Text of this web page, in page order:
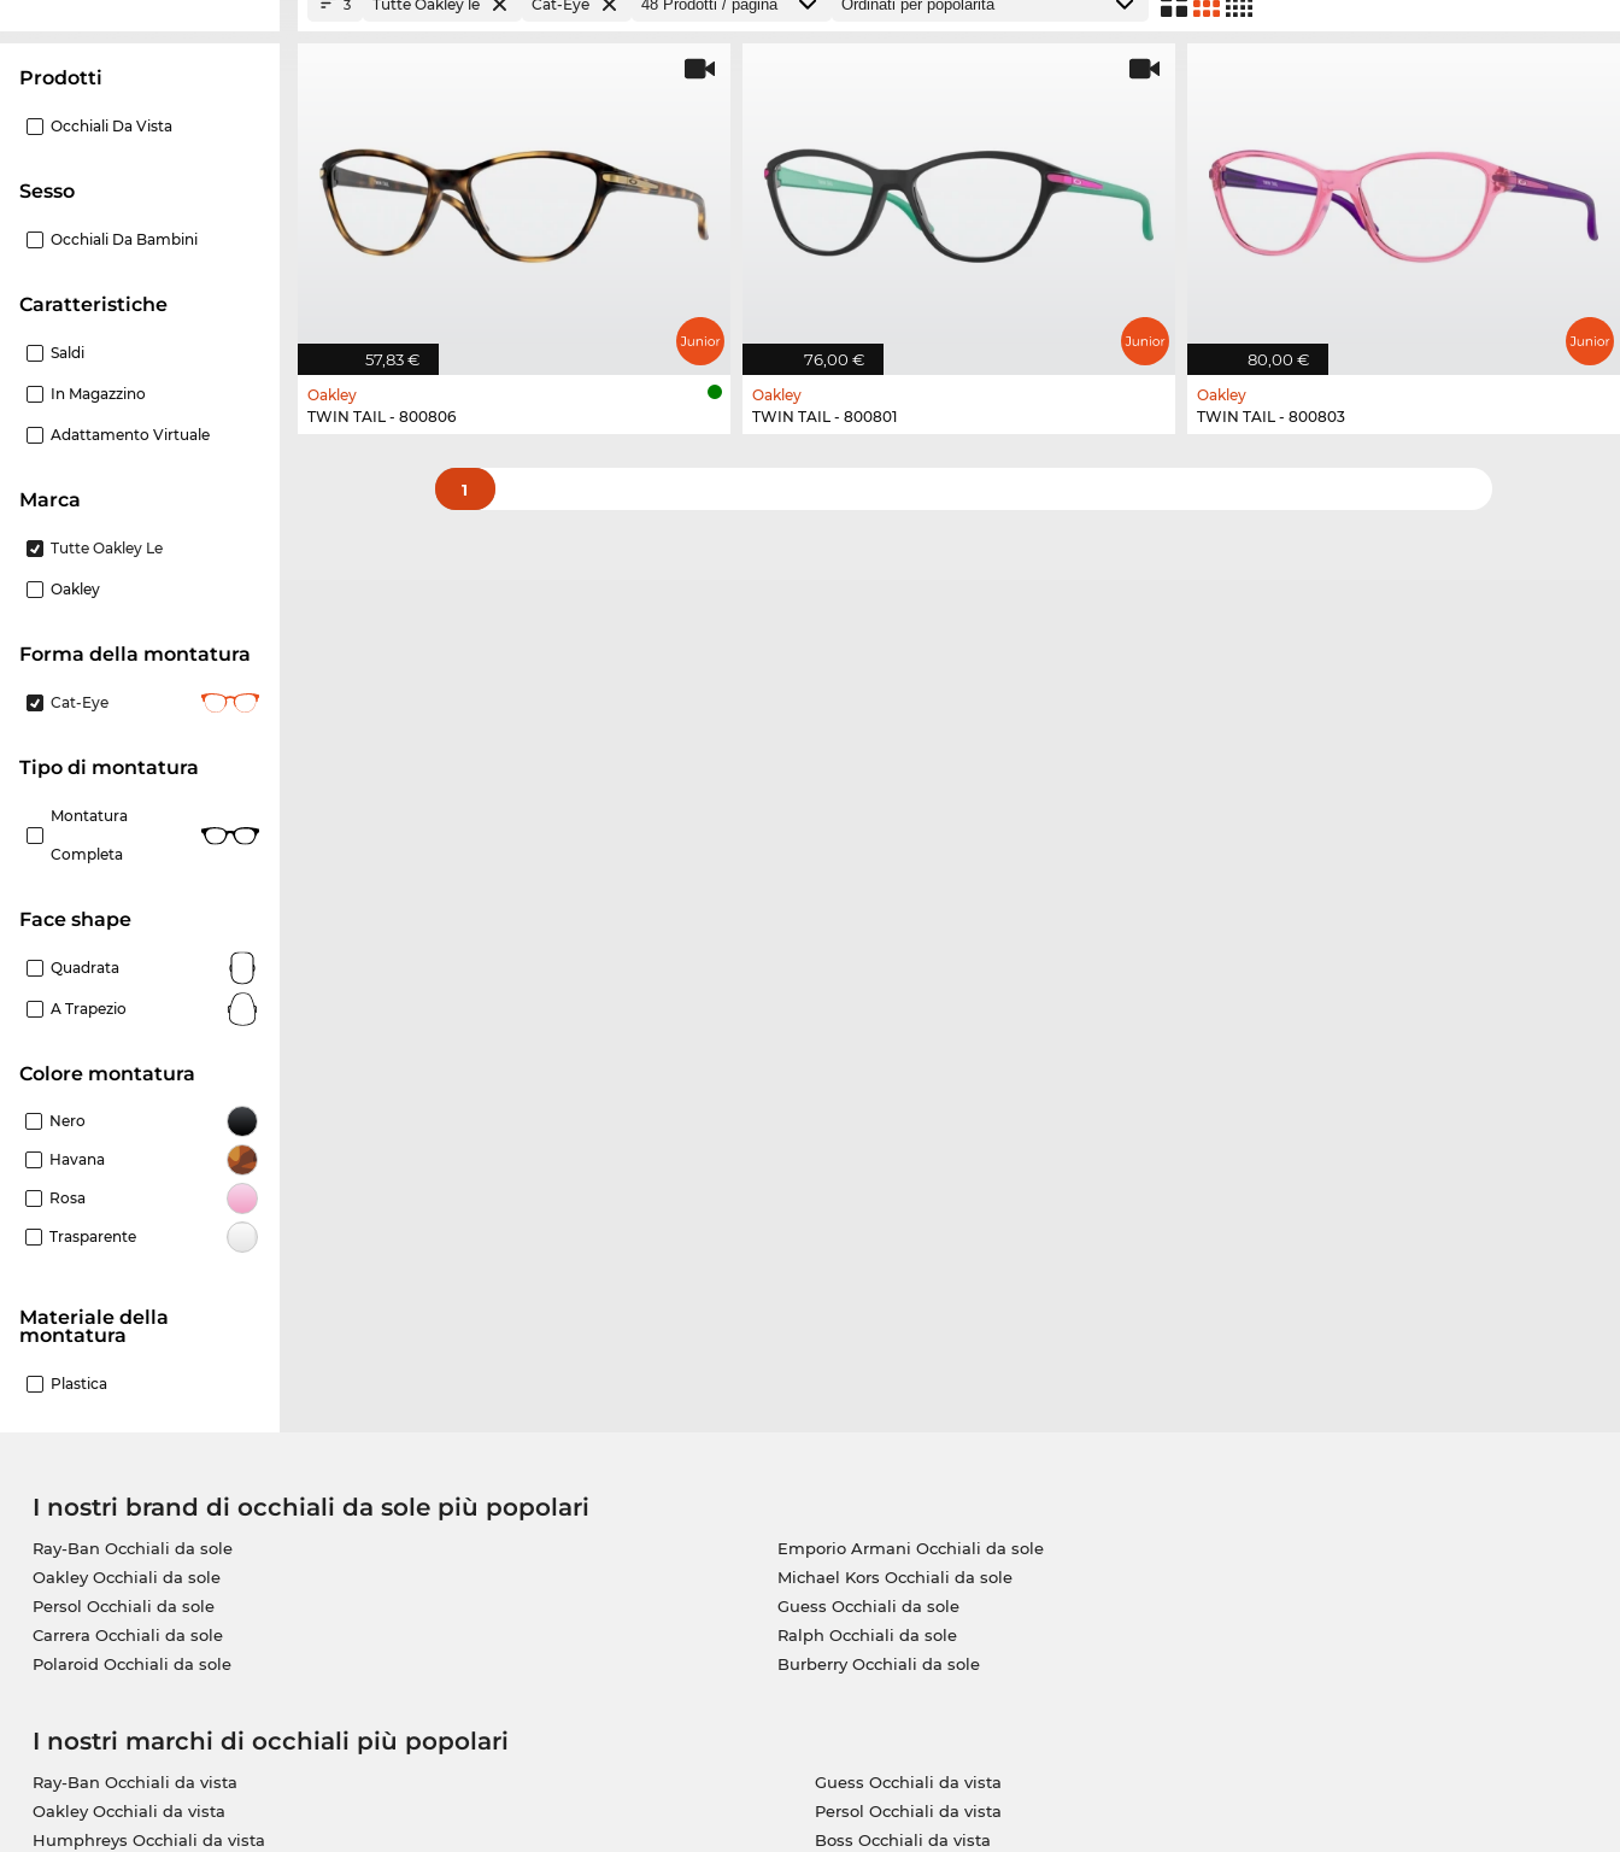
Prodotti
Occhiali Da Vista
Sesso
Occhiali Da Bambini
Caratteristiche
Saldi
In Magazzino
Adattamento Virtuale
Marca
Tutte Oakley Le
Oakley
forma della montatura
Cat-Eye
Tipo di montatura
Montatura
Completa
Face shape
Quadrata
A Trapezio
Colore montatura
Nero
Havana
Rosa
Trasparente
Materiale della
montatura
Plastica
3 Tutte Oakley le Cat-Eye
57,83 €
Oakley
TWIN TAIL - 800806
76,00 €
Oakley
TWIN TAIL - 800801
80,00 €
Oakley
TWIN TAIL - 800803
1
I nostri brand di occhiali da sole più popolari
Ray-Ban Occhiali da sole
Oakley Occhiali da sole
Persol Occhiali da sole
Carrera Occhiali da sole
Polaroid Occhiali da sole
Emporio Armani Occhiali da sole
Michael Kors Occhiali da sole
Guess Occhiali da sole
Ralph Occhiali da sole
Burberry Occhiali da sole
I nostri marchi di occhiali più popolari
Ray-Ban Occhiali da vista
Oakley Occhiali da vista
Humphreys Occhiali da vista
Guess Occhiali da vista
Persol Occhiali da vista
Boss Occhiali da vista